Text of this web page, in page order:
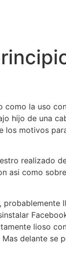
la uso
hijo de una
motivos
realizado
asi­ como
lioso
delante